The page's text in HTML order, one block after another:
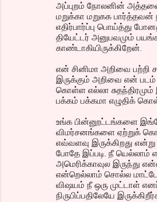
அப்புறம் நோலனின்
மறுக்கா மறுகக
எதிர்பார்ப்பு பொய்த்து
தியேட்டர் அனுபவமும்
காண்டாகியிருக்கிறேன்.
என் சினிமா அறிவை பற்றி
இருக்கும் அறிவை என் படம்
கொள்ள எல்லா சுதந்திரமும்
பக்கம் பக்கமா எழுதிக்
உங்க பின்னூட்டங்களை
விமர்சனங்களை ஏற்றுக்
எவ்வளவு இருக்கிறது என்று
போதே இப்படி. நீ யெல்லாம்
அமெரிக்காவுல இருந்து
என்றெல்லாம் சொல்ல
விஷயம் நீ ஒரு முட்டாள்
நிருபிப்பதிலேயே